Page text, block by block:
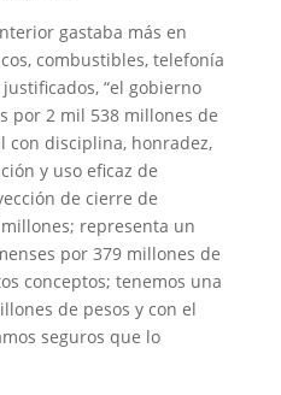
gastaba más en
combustibles, telefonía
“el gobierno
por 2 mil 538 millones de
con disciplina, honradez,
y uso eficaz de
de cierre de
representa un
por 379 millones de
conceptos; tenemos una
de pesos y con el
seguros que lo